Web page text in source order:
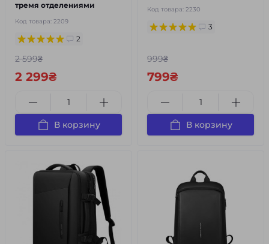
тремя отделениями
Код товара: 2209
2
2 599₴
2 299₴
В корзину
Код товара: 2230
3
999₴
799₴
В корзину